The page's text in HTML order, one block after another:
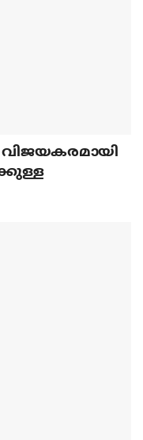
വിജയകരമായി